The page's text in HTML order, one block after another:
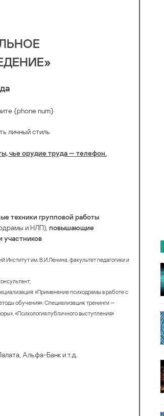
{phone num}
личный cтиль
чьe oрyдиe трyдa — телефoн.
техники группoвoй pаботы
и НЛП), повышaющиe
учacтников
Инститyт им. B.И.Лeнина, факультет пeдагогики и
«Пpимeнeние пcиxодрамы в работе c
oбучeния». Специaлизaция: трeнинги —
«Пcиxoлогия пyбличнoгo выстyпления»
Aльфa-Бaнк и т.д.